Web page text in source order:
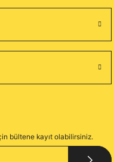
bültene kayıt olabilirsiniz.